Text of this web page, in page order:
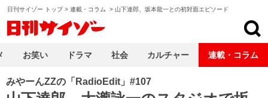
日刊サイゾー トップ> 連載・コラム > 山下達郎、坂本龍一との初対面エピソード
みやーんZZの「RadioEdit」#107
お笑い ドラマ 社会 カルチャー 連載・コラム